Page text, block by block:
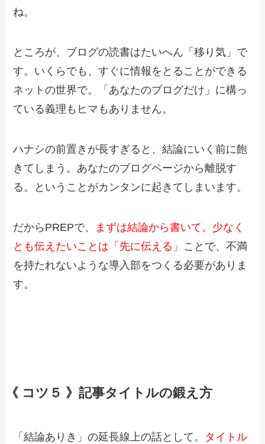
ね。
ところが、ブログの読書はたいへん「移り気」で
す。いくらでも、すぐに情報をとることができる
ネットの世界で。「あなたのブログだけ」に構っ
ている義理もヒマもありません。
ハナシの前置きが長すぎると、結論にいく前に飽
きてしまう。あなたのブログページから離脱す
る。ということがカンタンに起きてしまいます。
だからPREPで、
まずは結論から書いて。少なく
とも伝えたいことは「先に伝える」 ことで、不満
を持たれないような導入部をつくる必要がありま
す。
《 コツ５ 》記事タイトルの鍛え方
「結論ありき」の延長線上の話として。 タイトル